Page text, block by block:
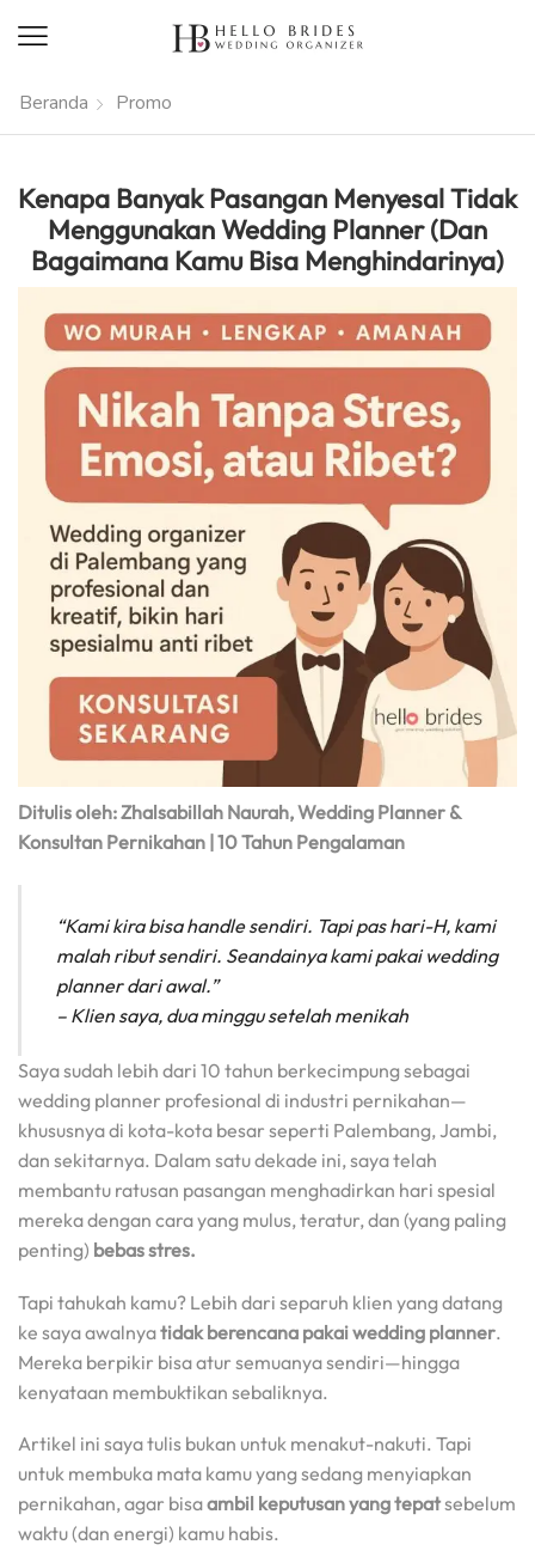
Beranda Promo
Kenapa Banyak Pasangan Menyesal Tidak
Menggunakan Wedding Planner (Dan
Bagaimana Kamu Bisa Menghindarinya)
Ditulis oleh: Zhalsabillah Naurah, Wedding Planner &
Konsultan Pernikahan | 10 Tahun Pengalaman
“Kami kira bisa handle sendiri. Tapi pas hari-H, kami
malah ribut sendiri. Seandainya kami pakai wedding
planner dari awal.”
– Klien saya, dua minggu setelah menikah
Saya sudah lebih dari 10 tahun berkecimpung sebagai
wedding planner profesional di industri pernikahan—
khususnya di kota-kota besar seperti Palembang, Jambi,
dan sekitarnya. Dalam satu dekade ini, saya telah
membantu ratusan pasangan menghadirkan hari spesial
mereka dengan cara yang mulus, teratur, dan (yang paling
penting) bebas stres.
Tapi tahukah kamu? Lebih dari separuh klien yang datang
ke saya awalnyatidak berencana pakai wedding planner.
Mereka berpikir bisa atur semuanya sendiri—hingga
kenyataan membuktikan sebaliknya.
Artikel ini saya tulis bukan untuk menakut-nakuti. Tapi
untuk membuka mata kamu yang sedang menyiapkan
pernikahan, agar bisaambil keputusan yang tepatsebelum
waktu (dan energi) kamu habis.